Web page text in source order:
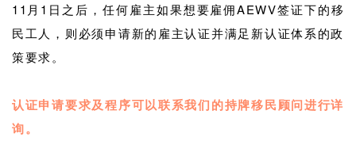
11月1日之后，任何雇主如果想要雇佣AEWV签证下的移
民工人，则必须申请新的雇主认证并满足新认证体系的政
策要求。
认证申请要求及程序可以联系我们的持牌移民顾问进行详
询。